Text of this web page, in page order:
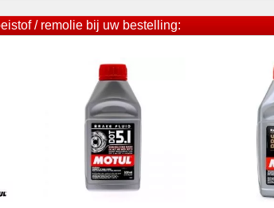
/ remolie bij uw bestelling: